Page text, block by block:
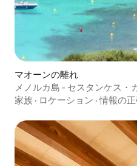
マオーンの離れ
メノルカ島 - セスタンケス・
家族 · ロケーション ·情報の正